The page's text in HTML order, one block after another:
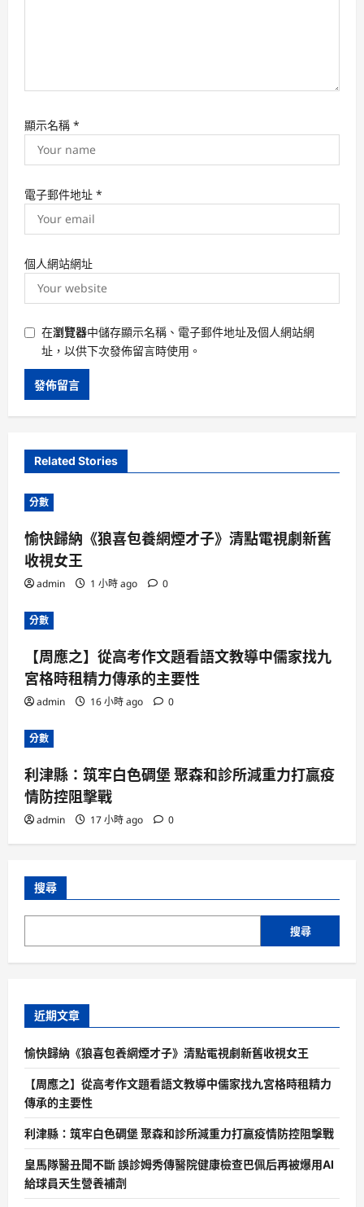
顯示名稱 *
電子郵件地址 *
個人網站網址
在瀏覽器中儲存顯示名稱、電子郵件地址及個人網站網
址，以供下次發佈留言時使用。
Related Stories
分數
愉快歸納《狼喜包養網煙才子》清點電視劇新舊
收視女王
admin 1 小時 ago 0
分數
【周應之】從高考作文題看語文教導中儒家找九
宮格時租精力傳承的主要性
admin 16 小時 ago 0
分數
利津縣：筑牢白色碉堡 聚森和診所減重力打贏疫
情防控阻擊戰
admin 17 小時 ago 0
搜尋
搜尋
近期文章
愉快歸納《狼喜包養網煙才子》清點電視劇新舊收視女王
【周應之】從高考作文題看語文教導中儒家找九宮格時租精力
傳承的主要性
利津縣：筑牢白色碉堡 聚森和診所減重力打贏疫情防控阻擊戰
皇馬隊醫丑聞不斷 誤診姆秀傳醫院健康檢查巴佩后再被爆用AI
給球員天生營養補劑